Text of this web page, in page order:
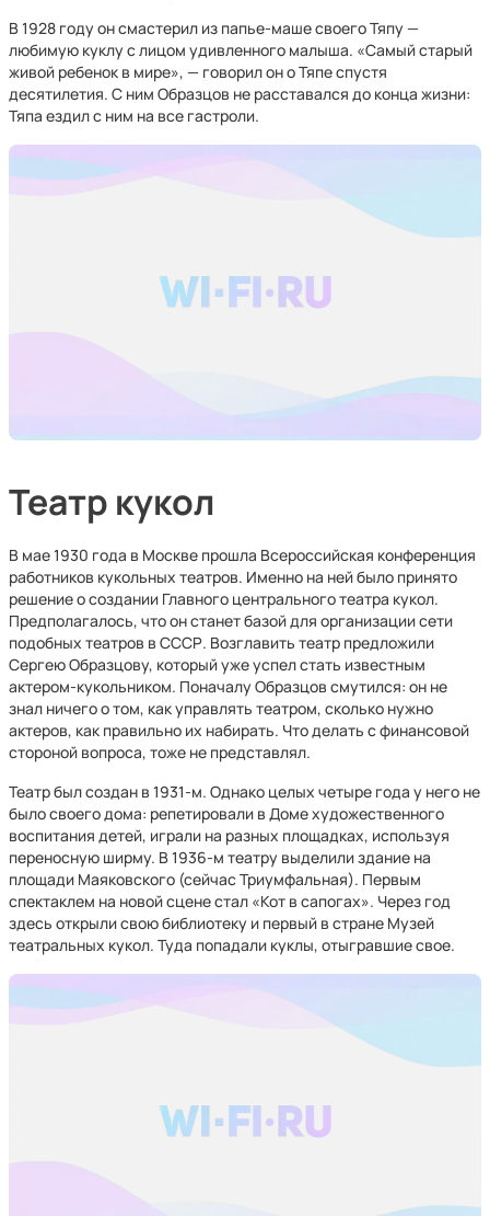
В 1928 году он смастерил из папье-маше своего Тяпу —
любимую куклу с лицом удивленного малыша. «Самый старый
живой ребенок в мире», — говорил он о Тяпе спустя
десятилетия. С ним Образцов не расставался до конца жизни:
Тяпа ездил с ним на все гастроли.
Театр кукол
В мае 1930 года в Москве прошла Всероссийская конференция
работников кукольных театров. Именно на ней было принято
решение о создании Главного центрального театра кукол.
Предполагалось, что он станет базой для организации сети
подобных театров в СССР. Возглавить театр предложили
Сергею Образцову, который уже успел стать известным
актером-кукольником. Поначалу Образцов смутился: он не
знал ничего о том, как управлять театром, сколько нужно
актеров, как правильно их набирать. Что делать с финансовой
стороной вопроса, тоже не представлял.
Театр был создан в 1931-м. Однако целых четыре года у него не
было своего дома: репетировали в Доме художественного
воспитания детей, играли на разных площадках, используя
переносную ширму. В 1936-м театру выделили здание на
площади Маяковского (сейчас Триумфальная). Первым
спектаклем на новой сцене стал «Кот в сапогах». Через год
здесь открыли свою библиотеку и первый в стране Музей
театральных кукол. Туда попадали куклы, отыгравшие свое.